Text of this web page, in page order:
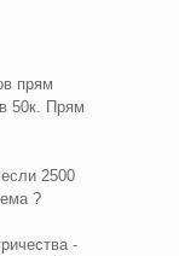
прям
50к. Прям
2500
?
-